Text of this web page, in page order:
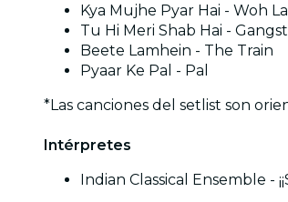
Kya Mujhe Pyar Hai - Woh
Tu Hi Meri Shab Hai -
Beete Lamhein - The Train
Pyaar Ke Pal - Pal
*Las canciones del setlist son
Intérpretes
Indian Classical Ensemble -